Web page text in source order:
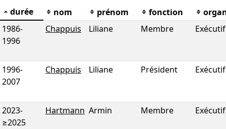
durée nom prénom fonction
1986-
1996
Chappuis Liliane Membre Exécutif
1996-
2007
Chappuis Liliane Président Exécutif
2023-
≥2025
Hartmann Armin Membre Exécutif